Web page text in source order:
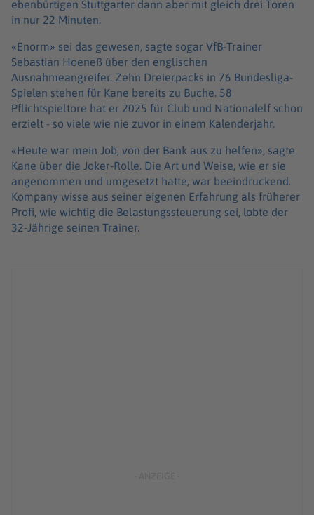
ebenbürtigen Stuttgarter dann aber mit gleich drei Toren
in nur 22 Minuten.
«Enorm» sei das gewesen, sagte sogar VfB-Trainer
Sebastian Hoeneß über den englischen
Ausnahmeangreifer. Zehn Dreierpacks in 76 Bundesliga-
Spielen stehen für Kane bereits zu Buche. 58
Pflichtspieltore hat er 2025 für Club und Nationalelf schon
erzielt - so viele wie nie zuvor in einem Kalenderjahr.
«Heute war mein Job, von der Bank aus zu helfen», sagte
Kane über die Joker-Rolle. Die Art und Weise, wie er sie
angenommen und umgesetzt hatte, war beeindruckend.
Kompany wisse aus seiner eigenen Erfahrung als früherer
Profi, wie wichtig die Belastungssteuerung sei, lobte der
32-Jährige seinen Trainer.